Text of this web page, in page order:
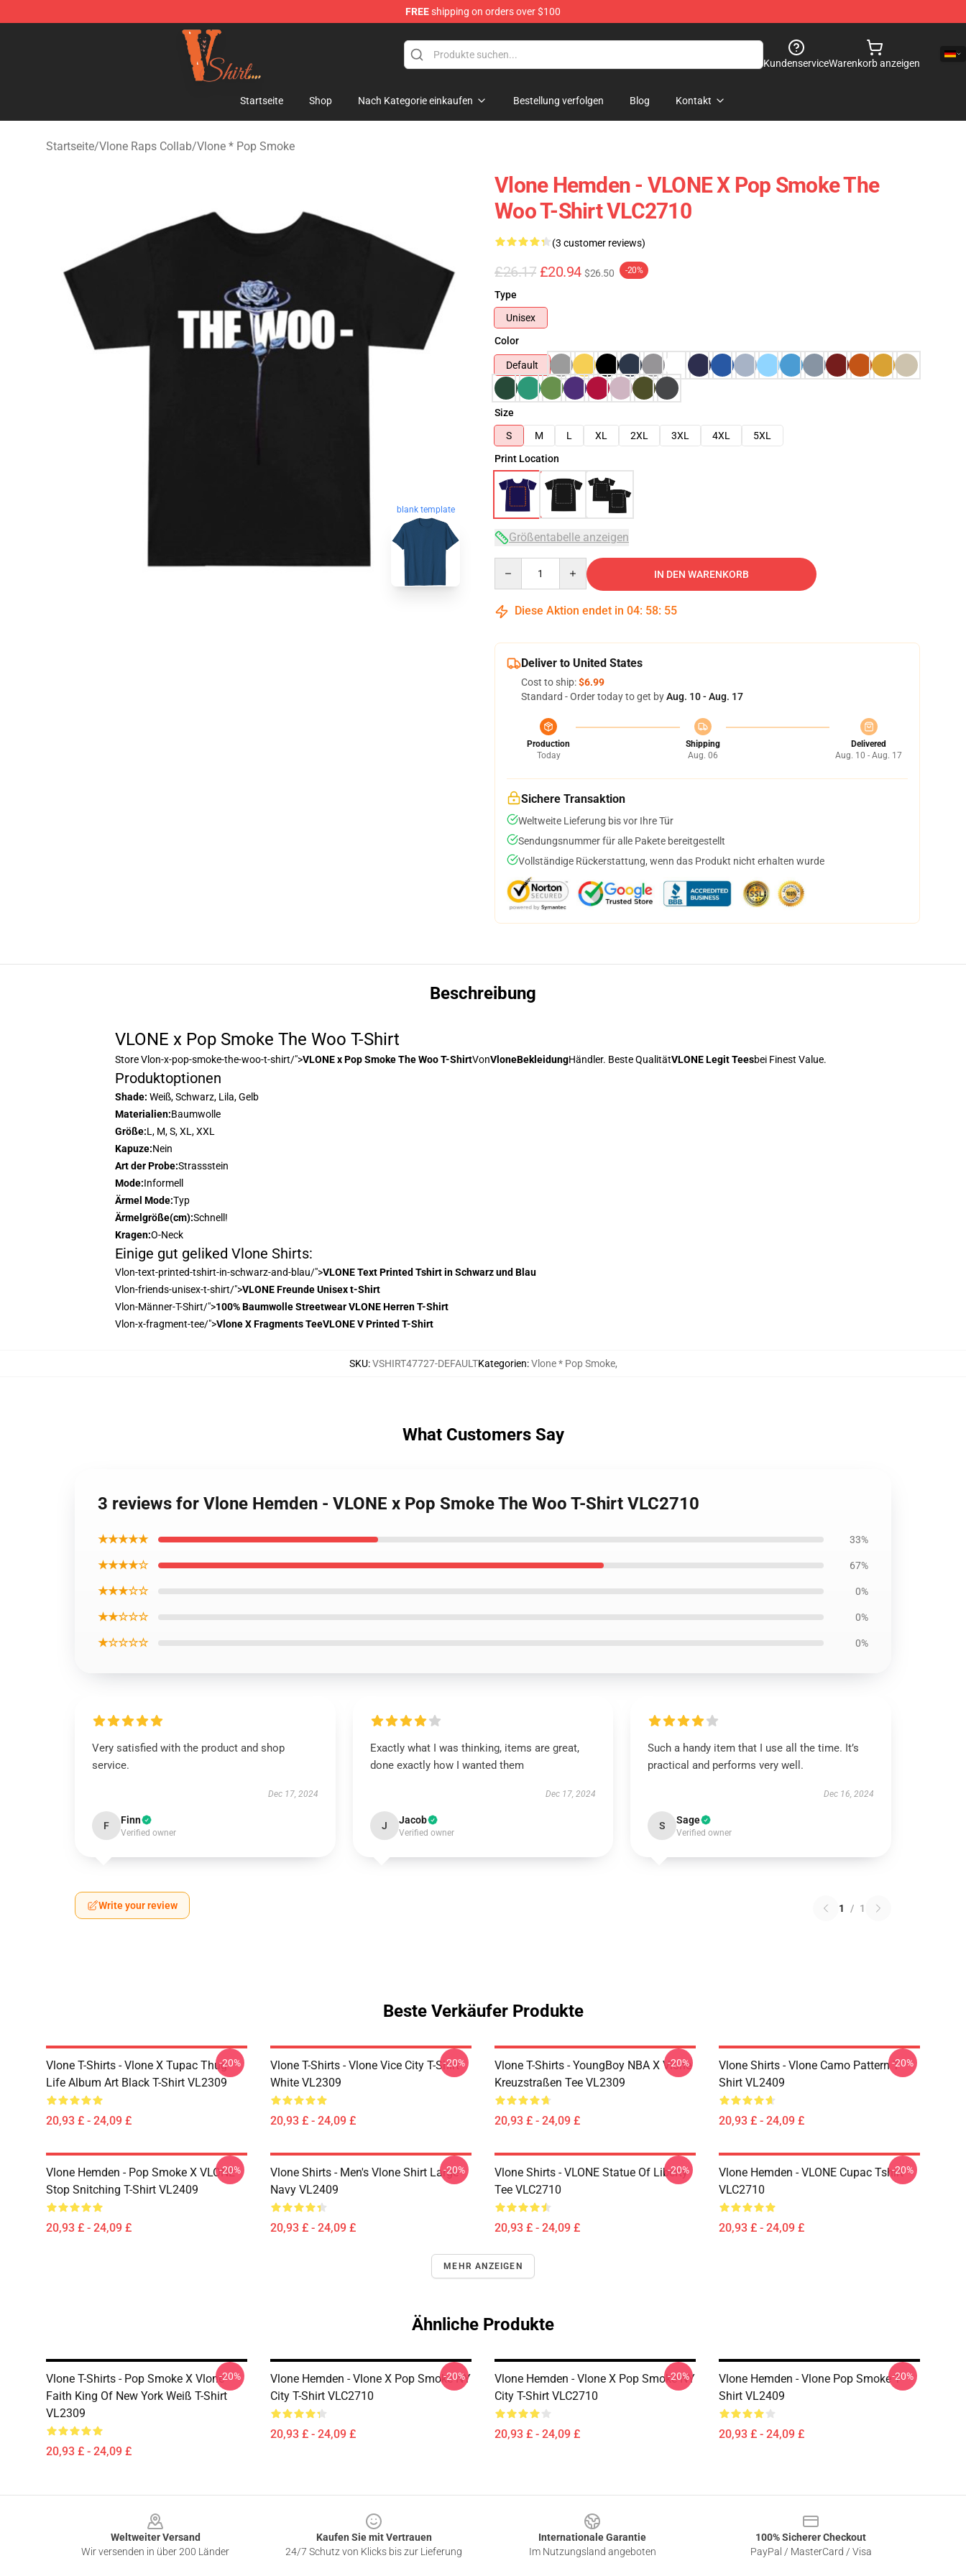
FREEshipping on orders over $100
Vlone Shirt Store - Official Vlone Shirt Shop
KundenserviceWarenkorb anzeigen
Startseite Shop Nach Kategorie einkaufen Bestellung verfolgen Blog Kontakt
Startseite/Vlone Raps Collab/Vlone * Pop Smoke
blank template
Vlone Hemden - VLONE X Pop Smoke The
Woo T-Shirt VLC2710
(3 customer reviews)
£26.17 £20.94 $26.50 -20%
Type
Unisex
Color
Default
Size
S
M L XL 2XL 3XL 4XL
5XL
Print Location
Größentabelle anzeigen
IN DEN WARENKORB
Diese Aktion endet in 04: 58: 54
Deliver to United States
Cost to ship:$6.99
Standard - Order today to get byAug. 10 - Aug. 17
Production
Today
Shipping
Aug. 06
Delivered
Aug. 10 - Aug. 17
Sichere Transaktion
Weltweite Lieferung bis vor Ihre Tür
Sendungsnummer für alle Pakete bereitgestellt
Vollständige Rückerstattung, wenn das Produkt nicht erhalten wurde
Beschreibung
VLONE x Pop Smoke The Woo T-Shirt
StoreVlon-x-pop-smoke-the-woo-t-shirt/">VLONE x Pop Smoke The Woo T-ShirtVonVloneBekleidungHändler. Beste QualitätVLONE Legit Teesbei Finest Value.
Produktoptionen
Shade: Weiß, Schwarz, Lila, Gelb
Materialien:Baumwolle
Größe:L, M, S, XL, XXL
Kapuze:Nein
Art der Probe:Strassstein
Mode:Informell
Ärmel Mode:Typ
Ärmelgröße(cm):Schnell!
Kragen:O-Neck
Einige gut geliked Vlone Shirts:
Vlon-text-printed-tshirt-in-schwarz-and-blau/">VLONE Text Printed Tshirt in Schwarz und Blau
Vlon-friends-unisex-t-shirt/">VLONE Freunde Unisex t-Shirt
Vlon-Männer-T-Shirt/">100% Baumwolle Streetwear VLONE Herren T-Shirt
Vlon-x-fragment-tee/">Vlone X Fragments TeeVLONE V Printed T-Shirt
SKU:VSHIRT47727-DEFAULTKategorien:Vlone * Pop Smoke,
What Customers Say
3 reviews for Vlone Hemden - VLONE x Pop Smoke The Woo T-Shirt VLC2710
★★★★★ 33%
★★★★☆ 67%
★★★☆☆ 0%
★★☆☆☆ 0%
★☆☆☆☆ 0%
Very satisfied with the product and shop
service.
Dec 17, 2024
F Finn
Verified owner
Exactly what I was thinking, items are great,
done exactly how I wanted them
Dec 17, 2024
J Jacob
Verified owner
Such a handy item that I use all the time. It’s
practical and performs very well.
Dec 16, 2024
S Sage
Verified owner
Write your review 1 / 1
Beste Verkäufer Produkte
Vlone T-Shirts - Vlone X Tupac Thug
Life Album Art Black T-Shirt VL2309
20,93 £ - 24,09 £
-20%
Vlone T-Shirts - Vlone Vice City T-Shirt
White VL2309
20,93 £ - 24,09 £
-20%
Vlone T-Shirts - YoungBoy NBA X Vlone
Kreuzstraßen Tee VL2309
20,93 £ - 24,09 £
-20%
Vlone Shirts - Vlone Camo Pattern T-
Shirt VL2409
20,93 £ - 24,09 £
-20%
Vlone Hemden - Pop Smoke X VLONE
Stop Snitching T-Shirt VL2409
20,93 £ - 24,09 £
-20%
Vlone Shirts - Men's Vlone Shirt Large
Navy VL2409
20,93 £ - 24,09 £
-20%
Vlone Shirts - VLONE Statue Of Liberty
Tee VLC2710
20,93 £ - 24,09 £
-20%
Vlone Hemden - VLONE Cupac Tshirt
VLC2710
20,93 £ - 24,09 £
-20%
MEHR ANZEIGEN
Ähnliche Produkte
Vlone T-Shirts - Pop Smoke X Vlone
Faith King Of New York Weiß T-Shirt
VL2309
20,93 £ - 24,09 £
-20%
Vlone Hemden - Vlone X Pop Smoke NY
City T-Shirt VLC2710
20,93 £ - 24,09 £
-20%
Vlone Hemden - Vlone X Pop Smoke NY
City T-Shirt VLC2710
20,93 £ - 24,09 £
-20%
Vlone Hemden - Vlone Pop Smoke T-
Shirt VL2409
20,93 £ - 24,09 £
-20%
Weltweiter Versand
Wir versenden in über 200 Länder
Kaufen Sie mit Vertrauen
24/7 Schutz von Klicks bis zur Lieferung
Internationale Garantie
Im Nutzungsland angeboten
100% Sicherer Checkout
PayPal / MasterCard / Visa